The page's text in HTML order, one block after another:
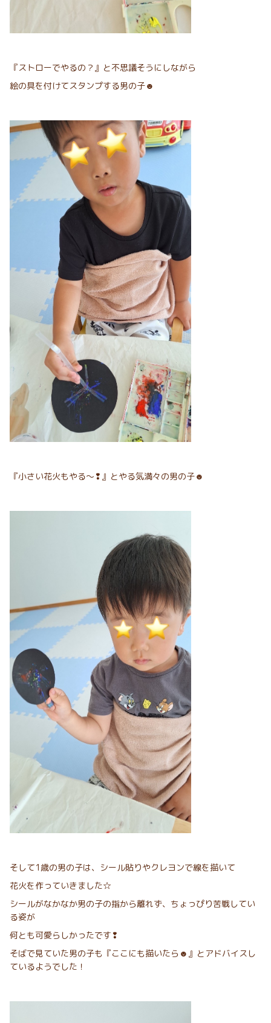
『ストローでやるの？』と不思議そうにしながら
絵の具を付けてスタンプする男の子☻
『小さい花火もやる～❢』とやる気満々の男の子☻
そして1歳の男の子は、シール貼りやクレヨンで線を描いて
花火を作っていきました☆
シールがなかなか男の子の指から離れず、ちょっぴり苦戦してい
る姿が
何とも可愛らしかったです❢
そばで見ていた男の子も『ここにも描いたら☻』とアドバイスし
ているようでした！